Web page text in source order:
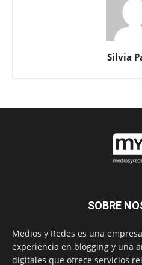
Silvia
SOBRE
Medios y Redes es una
experiencia en blogging y una
digitales que ofrece servicios